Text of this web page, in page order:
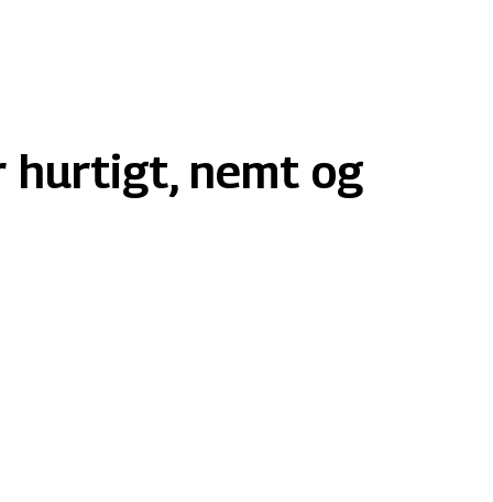
hurtigt, nemt og